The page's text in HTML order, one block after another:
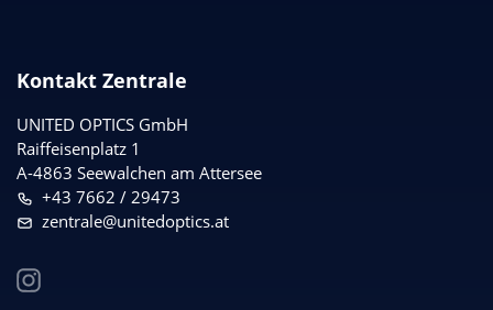
Kontakt Zentrale
UNITED OPTICS GmbH
Raiffeisenplatz 1
A-4863 Seewalchen am Attersee
+43 7662 / 29473
zentrale@unitedoptics.at